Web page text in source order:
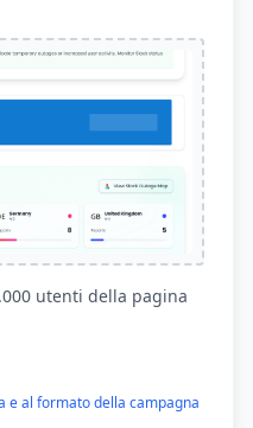
utenti della pagina
e al formato della campagna